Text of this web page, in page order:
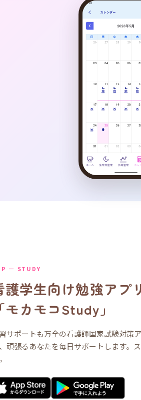
— STUDY
護学生向け勉強アプ
「モカモコStudy」
サポートも万全の看護師国家試験対策
頑張るあなたを毎日サポートします。